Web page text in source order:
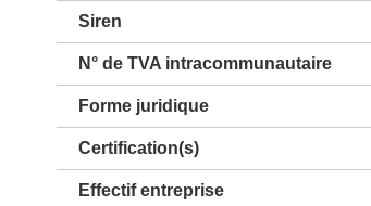
Siren
N° de TVA intracommunautaire
Forme juridique
Certification(s)
Effectif entreprise